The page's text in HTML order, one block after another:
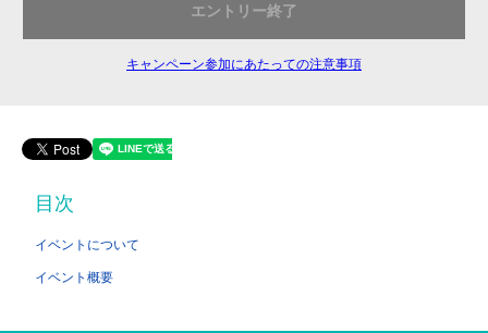
エントリー終了
キャンペーン参加にあたっての注意事項
目次
イベントについて
イベント概要